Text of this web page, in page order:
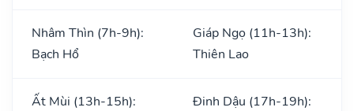
Nhâm Thìn (7h-9h):
Bạch Hổ
Giáp Ngọ (11h-13h):
Thiên Lao
Ất Mùi (13h-15h):
Đinh Dậu (17h-19h):